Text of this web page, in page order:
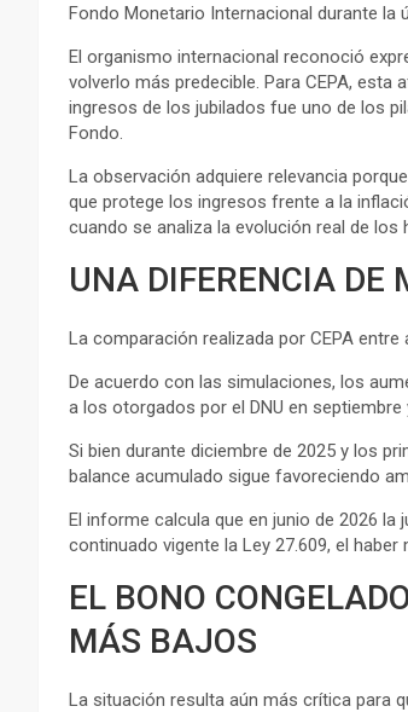
Fondo Monetario Internacional durante la
El organismo internacional reconoció
volverlo más predecible. Para CEPA,
ingresos de los jubilados fue uno de los
Fondo.
La observación adquiere relevancia
que protege los ingresos frente a la
cuando se analiza la evolución real de los
UNA DIFERENCIA DE
La comparación realizada por CEPA
De acuerdo con las simulaciones, los
a los otorgados por el DNU en
Si bien durante diciembre de 2025 y los
balance acumulado sigue favoreciendo
El informe calcula que en junio de 2026
continuado vigente la Ley 27.609, el
EL BONO
MÁS BAJOS
La situación resulta aún más crítica para